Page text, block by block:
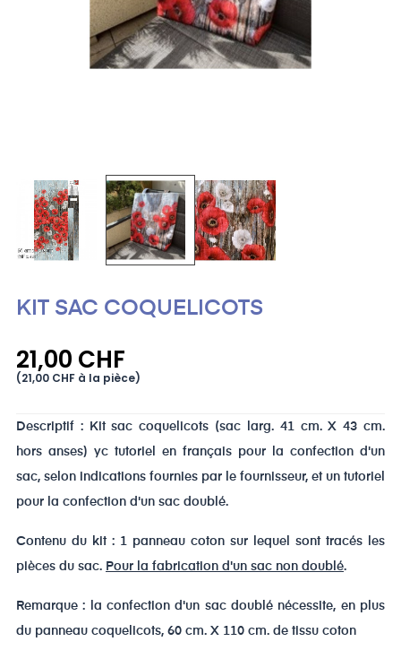
KIT SAC COQUELICOTS
21,00 CHF
(21,00 CHF à la pièce)
Descriptif : Kit sac coquelicots (sac larg. 41 cm. X 43 cm.
hors anses) yc tutoriel en français pour la confection d'un
sac, selon indications fournies par le fournisseur, et un tutoriel
pour la confection d'un sac doublé.
Contenu du kit : 1 panneau coton sur lequel sont tracés les
pièces du sac. Pour la fabrication d'un sac non doublé.
Remarque : la confection d'un sac doublé nécessite, en plus
du panneau coquelicots, 60 cm. X 110 cm. de tissu coton